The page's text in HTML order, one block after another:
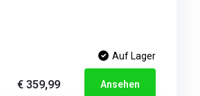
Auf Lager
€ 359,99 Ansehen